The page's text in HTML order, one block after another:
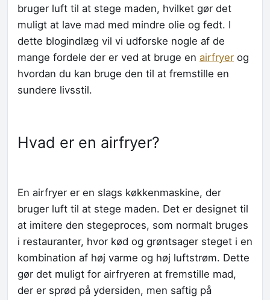
bruger luft til at stege maden, hvilket gør det
muligt at lave mad med mindre olie og fedt. I
dette blogindlæg vil vi udforske nogle af de
mange fordele der er ved at bruge en airfryer og
hvordan du kan bruge den til at fremstille en
sundere livsstil.
Hvad er en airfryer?
En airfryer er en slags køkkenmaskine, der
bruger luft til at stege maden. Det er designet til
at imitere den stegeproces, som normalt bruges
i restauranter, hvor kød og grøntsager steget i en
kombination af høj varme og høj luftstrøm. Dette
gør det muligt for airfryeren at fremstille mad,
der er sprød på ydersiden, men saftig på